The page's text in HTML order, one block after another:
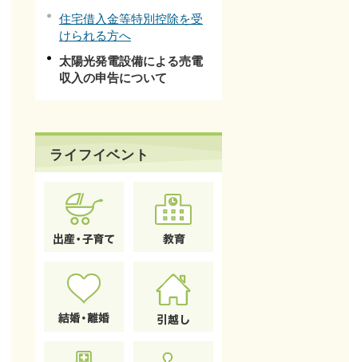
住宅借入金等特別控除を受
けられる方へ
太陽光発電設備による売電
収入の申告について
ライフイベント